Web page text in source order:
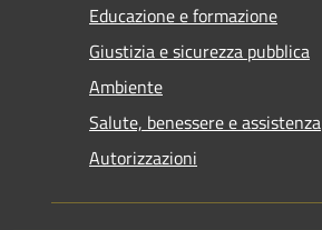
Educazione e formazione
Giustizia e sicurezza pubblica
Ambiente
Salute, benessere e assistenza
Autorizzazioni